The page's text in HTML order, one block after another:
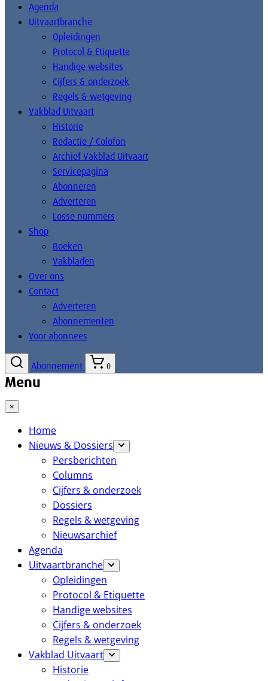
Agenda
Uitvaartbranche
Opleidingen
Protocol & Etiquette
Handige websites
Cijfers & onderzoek
Regels & wetgeving
Vakblad Uitvaart
Historie
Redactie / Colofon
Archief Vakblad Uitvaart
Servicepagina
Abonneren
Adverteren
Losse nummers
Shop
Boeken
Vakbladen
Over ons
Contact
Adverteren
Abonnementen
Voor abonnees
Abonnement 0
Menu
×
Home
Nieuws & Dossiers
Persberichten
Columns
Cijfers & onderzoek
Dossiers
Regels & wetgeving
Nieuwsarchief
Agenda
Uitvaartbranche
Opleidingen
Protocol & Etiquette
Handige websites
Cijfers & onderzoek
Regels & wetgeving
Vakblad Uitvaart
Historie